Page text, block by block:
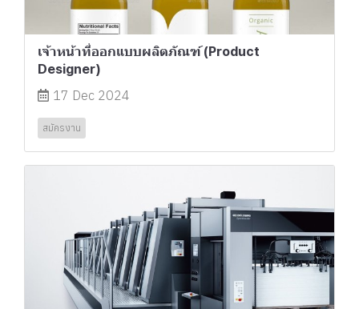
เจ้าหน้าที่ออกแบบผลิตภัณฑ์ (Product
Designer)
17 Dec 2024
สมัครงาน